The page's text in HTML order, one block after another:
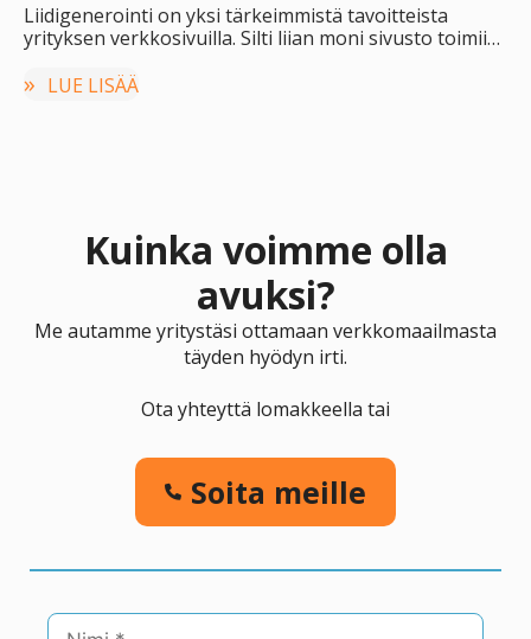
Liidigenerointi on yksi tärkeimmistä tavoitteista
yrityksen verkkosivuilla. Silti liian moni sivusto toimii
LUE LISÄÄ
Kuinka voimme olla
avuksi?
Me autamme yritystäsi ottamaan verkkomaailmasta
täyden hyödyn irti.
Ota yhteyttä lomakkeella tai
Soita meille